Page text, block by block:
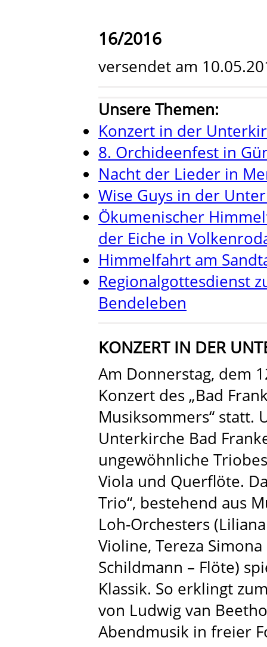
16/2016
versendet am
Unsere Themen:
Konzert in der
8. Orchideenfest in
Nacht der Lieder in
Wise Guys in der
Ökumenischer
der Eiche in
Himmelfahrt am
Regionalgottesdienst
Bendeleben
KONZERT IN DER
Am Donnerstag, dem
Konzert des „Bad
Musiksommers“ statt.
Unterkirche Bad
ungewöhnliche
Viola und Querflöte.
Trio“, bestehend aus
Loh-Orchesters
Violine, Tereza
Schildmann – Flöte)
Klassik. So erklingt
von Ludwig van
Abendmusik in freier